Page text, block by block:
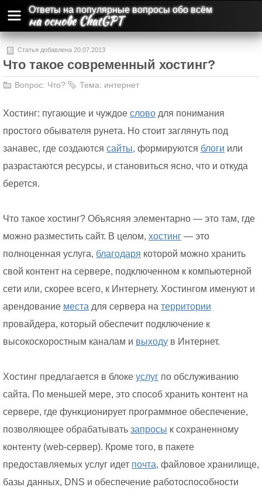
Ответы на популярные вопросы обо всём
на основе ChatGPT
Статья добавлена 20.07.2013
Что такое современный хостинг?
Вопрос: Что? Тема: интернет
Хостинг: пугающие и чуждое слово для понимания
простого обывателя рунета. Но стоит заглянуть под
занавес, где создаются сайты, формируются блоги или
разрастаются ресурсы, и становиться ясно, что и откуда
берется.
Что такое хостинг? Объясняя элементарно — это там, где
можно разместить сайт. В целом, хостинг — это
полноценная услуга, благодаря которой можно хранить
свой контент на сервере, подключенном к компьютерной
сети или, скорее всего, к Интернету. Хостингом именуют и
арендование места для сервера на территории
провайдера, который обеспечит подключение к
высокоскоростным каналам и выходу в Интернет.
Хостинг предлагается в блоке услуг по обслуживанию
сайта. По меньшей мере, это способ хранить контент на
сервере, где функционирует программное обеспечение,
позволяющее обрабатывать запросы к сохраненному
контенту (web-сервер). Кроме того, в пакете
предоставляемых услуг идет почта, файловое хранилище,
базы данных, DNS и обеспечение работоспособности